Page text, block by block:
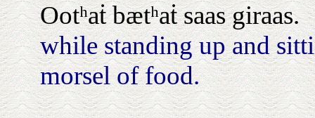
Ootʰaṫ bætʰaṫ saas giraas.
while standing up and
morsel of food.